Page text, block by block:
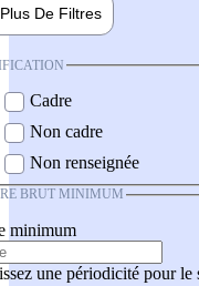
Plus De Filtres
Cadre
Non cadre
Non renseignée
BRUT MINIMUM
minimum
une périodicité pour le